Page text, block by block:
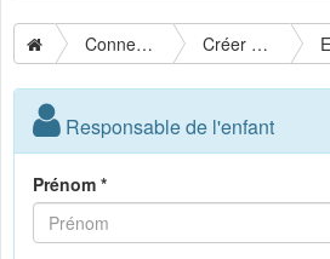
Connexion Créer un compte
Responsable de l'enfant
Prénom *